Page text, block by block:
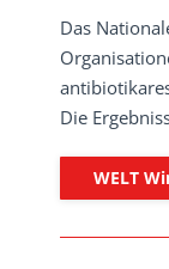
Das
Die
WELT